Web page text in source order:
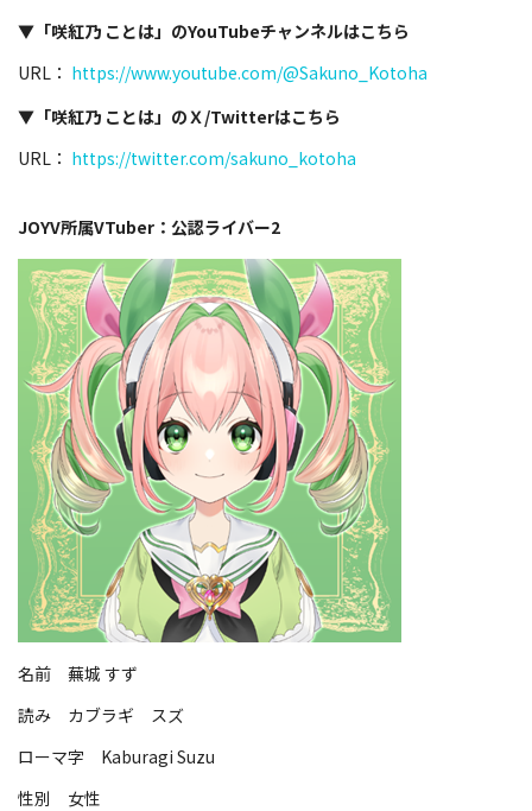
▼「咲紅乃 ことは」のYouTubeチャンネルはこちら
URL： https://www.youtube.com/@Sakuno_Kotoha
▼「咲紅乃 ことは」のＸ/Twitterはこちら
URL： https://twitter.com/sakuno_kotoha
JOYV所属VTuber：公認ライバー2
名前 蕪城 すず
読み カブラギ スズ
ローマ字 Kaburagi Suzu
性別 女性